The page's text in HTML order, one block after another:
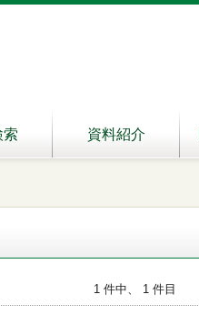
索 資料紹介
1 件中、 1 件目